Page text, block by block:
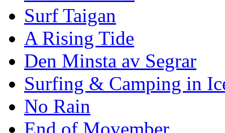
Surf Taigan
A Rising Tide
Den Minsta av Segrar
Surfing & Camping in
No Rain
End of Movember